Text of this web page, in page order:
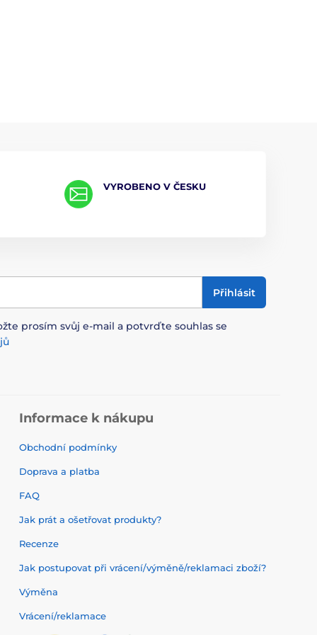
VYROBENO V ČESKU
Přihlásit
prosím svůj e-mail a potvrďte souhlas se
Informace k nákupu
Obchodní podmínky
Doprava a platba
FAQ
Jak prát a ošetřovat produkty?
Recenze
Jak postupovat při vrácení/výměně/reklamaci zboží?
Výměna
Vrácení/reklamace